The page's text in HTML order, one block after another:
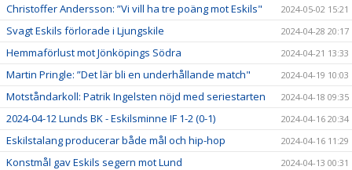
Christoffer Andersson: ”Vi vill ha tre poäng mot Eskils" 2024-05-02 15:21
Svagt Eskils förlorade i Ljungskile 2024-04-28 20:17
Hemmaförlust mot Jönköpings Södra 2024-04-21 13:33
Martin Pringle: ”Det lär bli en underhållande match" 2024-04-19 10:03
Motståndarkoll: Patrik Ingelsten nöjd med seriestarten 2024-04-18 09:35
2024-04-12 Lunds BK - Eskilsminne IF 1-2 (0-1) 2024-04-16 20:34
Eskilstalang producerar både mål och hip-hop 2024-04-16 11:29
Konstmål gav Eskils segern mot Lund 2024-04-13 00:31